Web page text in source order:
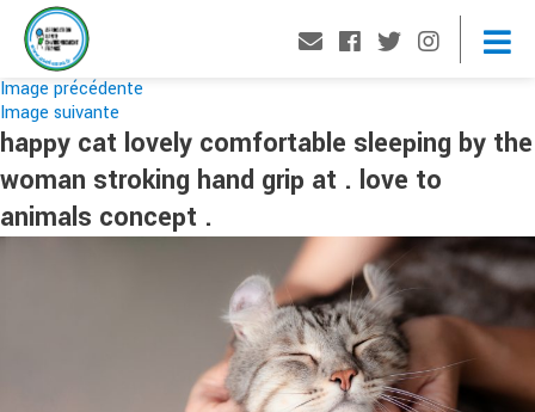
Image précédente
Image suivante
happy cat lovely comfortable sleeping by the
woman stroking hand grip at . love to
animals concept .